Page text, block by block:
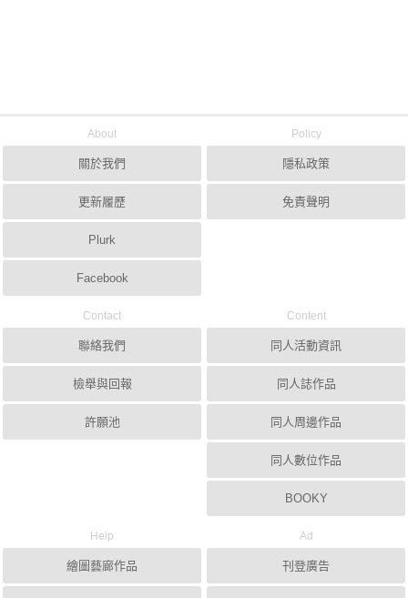
About
關於我們
更新履歷
Plurk
Facebook
Policy
隱私政策
免責聲明
Contact
聯絡我們
檢舉與回報
許願池
Content
同人活動資訊
同人誌作品
同人周邊作品
同人數位作品
BOOKY
Help
繪圖藝廊作品
Ad
刊登廣告